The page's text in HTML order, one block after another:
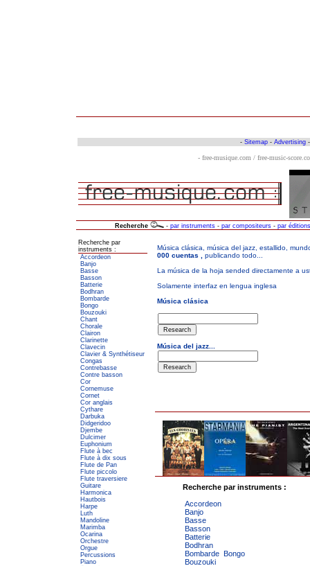
- Sitemap - Advertising
- free-musique.com / free-music-
Recherche - par instruments - par compositeurs - par éditions
Recherche par
instruments :
Accordeon
Banjo
Basse
Basson
Batterie
Bodhran
Bombarde
Bongo
Bouzouki
Chant
Chorale
Clairon
Clarinette
Clavecin
Clavier & Synthétiseur
Congas
Contrebasse
Contre basson
Cor
Cornemuse
Cornet
Cor anglais
Cythare
Darbuka
Didgeridoo
Djembe
Dulcimer
Euphonium
Flute à bec
Flute à dix sous
Flute de Pan
Flute piccolo
Flute traversiere
Guitare
Harmonica
Hautbois
Harpe
Luth
Mandoline
Marimba
Ocarina
Orchestre
Orgue
Percussions
Piano
Recherche par instruments :
Accordeon
Banjo
Basse
Basson
Batterie
Bodhran
Bombarde Bongo
Bouzouki